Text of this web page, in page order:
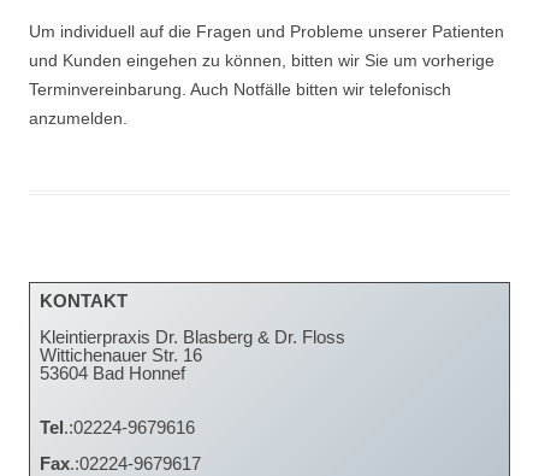
Um individuell auf die Fragen und Probleme unserer Patienten
und Kunden eingehen zu können, bitten wir Sie um vorherige
Terminvereinbarung. Auch Notfälle bitten wir telefonisch
anzumelden.
KONTAKT
Kleintierpraxis Dr. Blasberg & Dr. Floss
Wittichenauer Str. 16
53604 Bad Honnef
Tel.:02224-9679616
Fax.:02224-9679617